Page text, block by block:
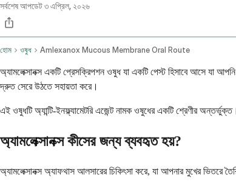
সর্বশেষ আপডেট৩ এপ্রিল, ২০২৬
হোম ওষুধ Amlexanox Mucous Membrane Oral Route
অ্যামলেক্সানক্স একটি প্রেসক্রিপশন ওষুধ যা একটি পেস্ট হিসাবে আসে যা
দ্রুত সেরে উঠতে সহায়তা করে।
এই ওষুধটি অ্যান্টি-ইনফ্ল্যামেটরি এজেন্ট নামক ওষুধের একটি শ্রেণীর
অ্যামলেক্সানক্স কীসের জন্য ব্যবহৃত হয়?
অ্যামলেক্সানক্স অ্যাফথাস আলসারের চিকিৎসা করে, যা আপনার মুখের ভিতরে